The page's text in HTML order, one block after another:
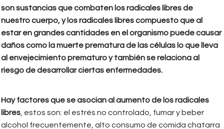
son sustancias que combaten los radicales libres de
nuestro cuerpo, y los radicales libres compuesto que al
estar en grandes cantidades en el organismo puede causar
daños como la muerte prematura de las células lo que lleva
al envejecimiento prematuro y también se relaciona al
riesgo de desarrollar ciertas enfermedades.
Hay factores que se asocian al aumento de los radicales
libres, estos son: el estrés no controlado, fumar y beber
alcohol frecuentemente, alto consumo de comida chatarra